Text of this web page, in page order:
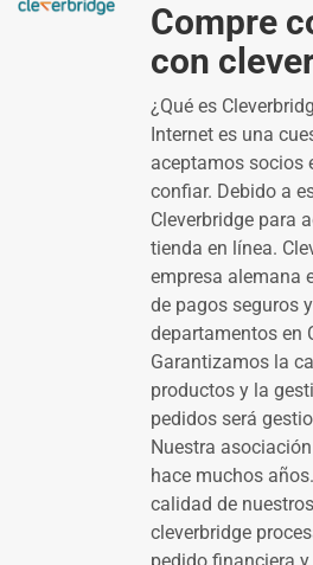
Compre
con
¿Qué es
Internet es una
aceptamos socios
confiar. Debido a
Cleverbridge para
tienda en línea.
empresa alemana
de pagos seguros
departamentos en
Garantizamos la
productos y la
pedidos será
Nuestra
hace muchos
calidad de
cleverbridge